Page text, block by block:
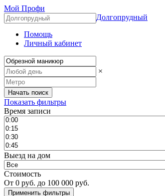
Мой Профи
Долгопрудный
Помощь
Личный кабинет
×
Показать фильтры
Время записи
Выезд на дом
Стоимость
От 0 руб. до 100 000 руб.